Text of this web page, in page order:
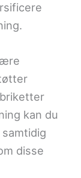
kan du
disse